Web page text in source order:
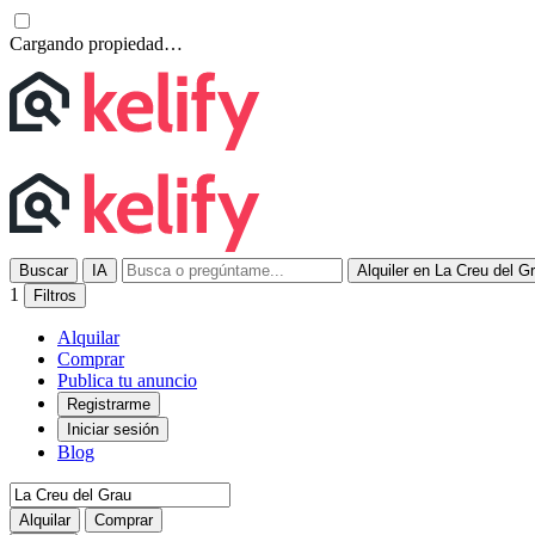
Cargando propiedad…
Buscar IA Alquiler en La Creu del
1 Filtros
Alquilar
Comprar
Publica tu anuncio
Registrarme
Iniciar sesión
Blog
Alquilar Comprar